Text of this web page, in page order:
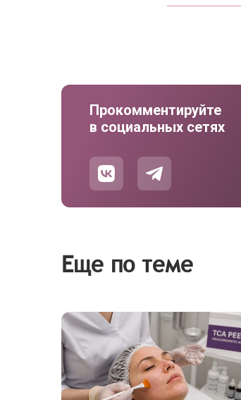
Прокомментируйте
в социальных сетях
Еще по теме